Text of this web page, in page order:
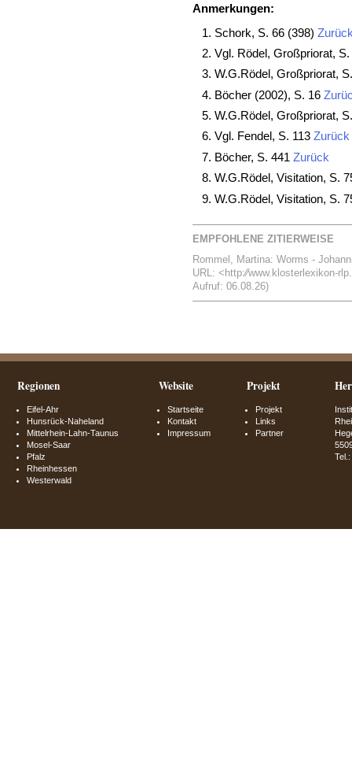
Anmerkungen:
Schork, S. 66 (398)
Vgl. Rödel, Großpriorat,
W.G.Rödel, Großpriorat,
Böcher (2002), S. 16
W.G.Rödel, Großpriorat,
Vgl. Fendel, S. 113Zurück
Böcher, S. 441Zurück
W.G.Rödel, Visitation, S.
W.G.Rödel, Visitation, S.
EMPFOHLENE ZITIERWEISE
Rommel, Martina: Worms -
URL: <http:⁄⁄www.klosterlexikon-
Aufruf: 06.08.26)
Regionen
Eifel-Ahr
Hunsrück-Naheland
Mittelrhein-Lahn-Taunus
Mosel-Saar
Pfalz
Rheinhessen
Westerwald
Website
Startseite
Kontakt
Impressum
Projekt
Projekt
Links
Partner